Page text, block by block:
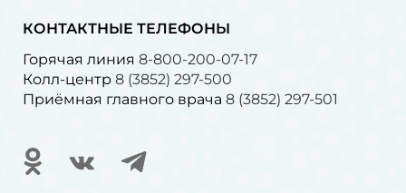
КОНТАКТНЫЕ ТЕЛЕФОНЫ
Горячая линия 8-800-200-07-17
Колл-центр 8 (3852) 297-500
Приёмная главного врача 8 (3852) 297-501